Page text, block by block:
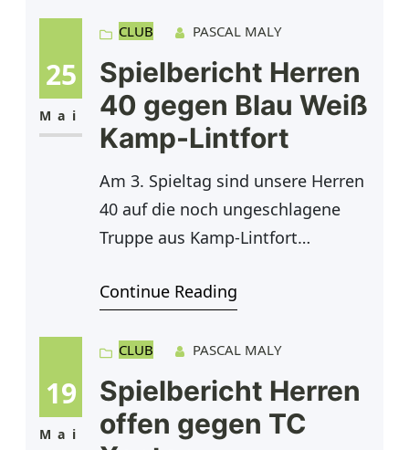
leider mit 1:6 und 1:6 seinem
Gegner geschlagen geben. Luis hat
den ersten Satz mit 3:6 verloren,
hat sich im zweiten Satz zurück
25
Mai
CLUB PASCAL MALY
Spielbericht Herren
40 gegen Blau Weiß
Kamp-Lintfort
Am 3. Spieltag sind unsere Herren
40 auf die noch ungeschlagene
Truppe aus Kamp-Lintfort
Niederlage in Unterzahl in der
um den Aufstieg noch zu schaffen.
In der ersten Runde starteten Tom,
Dirk und Holli. Thomas erwischte
einen guten Start in die Partie und
Continue Reading
19
Mai
CLUB PASCAL MALY
Spielbericht Herren
offen gegen TC